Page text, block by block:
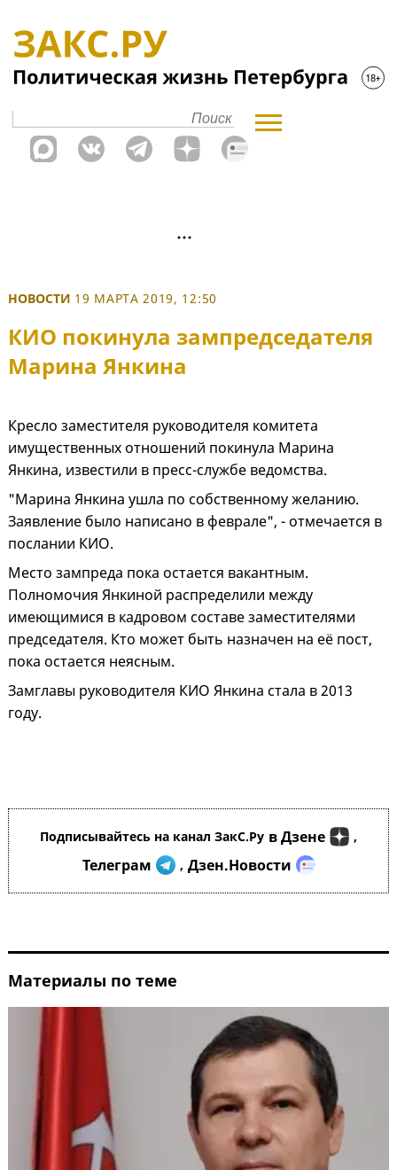
НОВОСТИ 19 МАРТА 2019, 12:50
КИО покинула зампредседателя
Марина Янкина
Кресло заместителя руководителя комитета
имущественных отношений покинула Марина
Янкина, известили в пресс-службе ведомства.
"Марина Янкина ушла по собственному желанию.
Заявление было написано в феврале", - отмечается в
послании КИО.
Место зампреда пока остается вакантным.
Полномочия Янкиной распределили между
имеющимися в кадровом составе заместителями
председателя. Кто может быть назначен на её пост,
пока остается неясным.
Замглавы руководителя КИО Янкина стала в 2013
году.
Подписывайтесь на канал ЗакС.Ру в Дзене ,
Телеграм , Дзен.Новости
Материалы по теме